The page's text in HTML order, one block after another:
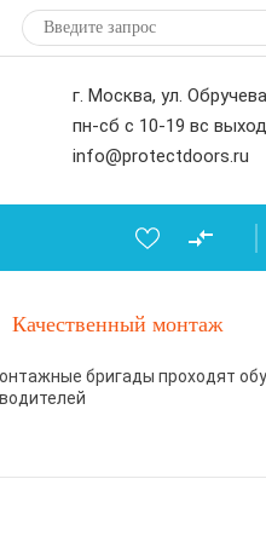
г. Москва, ул.
пн-сб с 10-19 вс
info@protectdoors.ru
Качественный монтаж
бригады проходят